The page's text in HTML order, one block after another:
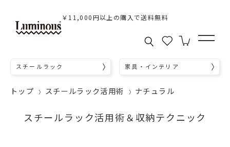
￥11,000円以上の購入で送料無料
スチールラック 家具・インテリア
トップ スチールラック活用術 ナチュラル
スチールラック活用術＆収納テクニック